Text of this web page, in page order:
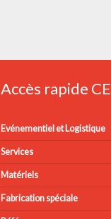
Accès rapide
Evénementiel et Logistique
Services
Matériels
Fabrication spéciale